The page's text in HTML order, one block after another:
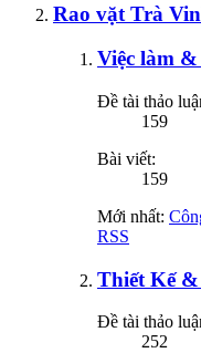
Rao vặt Trà
Việc làm
Đề tài thảo
159
Bài viết:
159
Mới nhất:
RSS
Thiết Kế
Đề tài thảo
252